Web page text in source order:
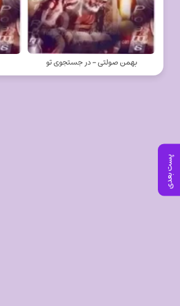
پست بعدی
بهمن صولتی - در جستجوی تو